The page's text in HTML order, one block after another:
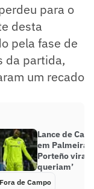
para o
desta
pela fase de
da partida,
um recado
Lance de
em Palmeiras
Porteño
queriam’
Fora de Campo